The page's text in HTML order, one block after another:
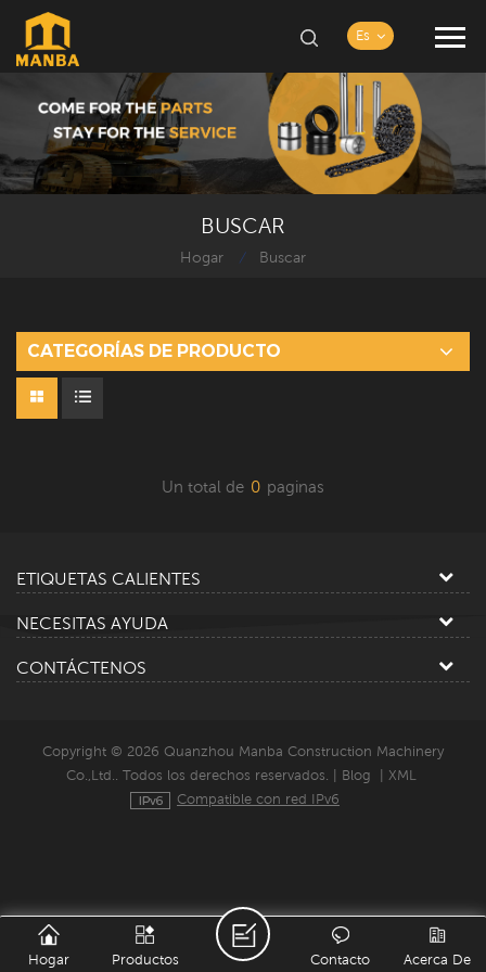
Es
BUSCAR
Hogar / Buscar
CATEGORÍAS DE PRODUCTO
Un total de 0 paginas
ETIQUETAS CALIENTES
NECESITAS AYUDA
CONTÁCTENOS
Copyright © 2026 Quanzhou Manba Construction Machinery
Co.,Ltd.. Todos los derechos reservados. |
Blog
XML
Compatible con red IPv6
Hogar Productos Acerca De
Contacto